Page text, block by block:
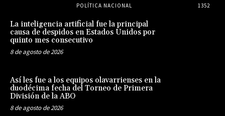
POLÍTICA NACIONAL
1352
La inteligencia artificial fue la principal
causa de despidos en Estados Unidos por
quinto mes consecutivo
8 de agosto de 2026
Así les fue a los equipos olavarrienses en la
duodécima fecha del Torneo de Primera
División de la ABO
8 de agosto de 2026